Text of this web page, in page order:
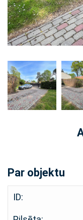
Par objektu
ID: